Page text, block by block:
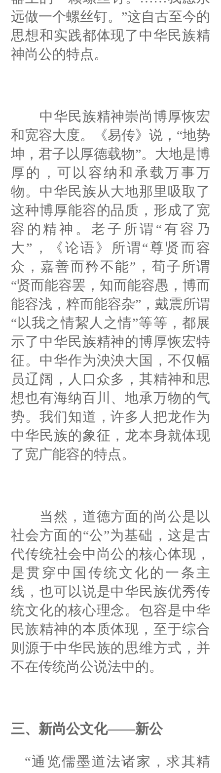
远做一个螺丝钉。”这自古至今的
思想和实践都体现了中华民族精
神尚公的特点。
中华民族精神崇尚博厚恢宏
和宽容大度。《易传》说，“地势
坤，君子以厚德载物”。大地是博
厚的，可以容纳和承载万事万
物。中华民族从大地那里吸取了
这种博厚能容的品质，形成了宽
容的精神。老子所谓“有容乃
大”，《论语》所谓“尊贤而容
众，嘉善而矜不能”，荀子所谓
“贤而能容罢，知而能容愚，博而
能容浅，粹而能容杂”，戴震所谓
“以我之情絜人之情”等等，都展
示了中华民族精神的博厚恢宏特
征。中华作为泱泱大国，不仅幅
员辽阔，人口众多，其精神和思
想也有海纳百川、地承万物的气
势。我们知道，许多人把龙作为
中华民族的象征，龙本身就体现
了宽广能容的特点。
当然，道德方面的尚公是以
社会方面的“公”为基础，这是古
代传统社会中尚公的核心体现，
是贯穿中国传统文化的一条主
线，也可以说是中华民族优秀传
统文化的核心理念。包容是中华
民族精神的本质体现，至于综合
则源于中华民族的思维方式，并
不在传统尚公说法中的。
三、新尚公文化——新公
“通览儒墨道法诸家，求其精